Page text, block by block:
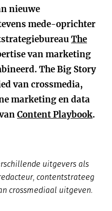
nieuwe
mede-oprichter
The
van marketing
The Big Story
van crossmedia,
marketing en data
Content Playbook.
uitgevers als
contentstrateeg
crossmediaal uitgeven.